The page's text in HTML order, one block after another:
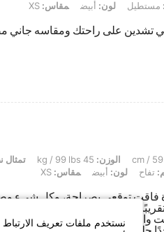
مستطيل لون: أبيض مقاس:
تشدين على راحتك ومقاسه جاني
الوزن: تمثال
تفاح لون: أبيض مقاس:
فاقت توقعي بصراحة، وكل شيء
والمقاسات كانت مناسبة
واضحة والمنتج طلع أحلى على
نستخدم ملفات تعريف الارتباط